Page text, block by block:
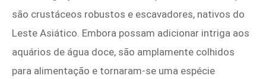
são crustáceos robustos e escavadores, nativos do
Leste Asiático. Embora possam adicionar intriga aos
aquários de água doce, são amplamente colhidos
para alimentação e tornaram-se uma espécie